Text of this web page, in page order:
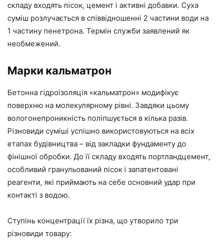
складу входять пісок, цемент і активні добавки. Суха
суміш розлучається в співвідношенні 2 частини води на
1 частину пенетрона. Термін служби заявлений як
необмежений.
Марки кальматрон
Бетонна гідроізоляція «кальматрон» модифікує
поверхню на молекулярному рівні. Завдяки цьому
вологонепроникність поліпшується в кілька разів.
Різновиди суміші успішно використовуються на всіх
етапах будівництва – від закладки фундаменту до
фінішної обробки. До її складу входять портландцемент,
особливий гранульований пісок і запатентовані
реагенти, які приймають на себе основний удар при
контакті з водою.
Ступінь концентрації їх різна, що утворило три
різновиди товару: